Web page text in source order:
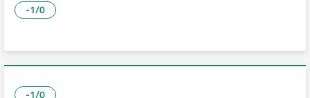
-1/0
-1/0